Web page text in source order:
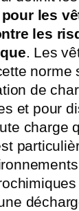
les
les
. Les
norme
de
et pour
charge